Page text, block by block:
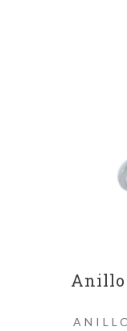
Anillo